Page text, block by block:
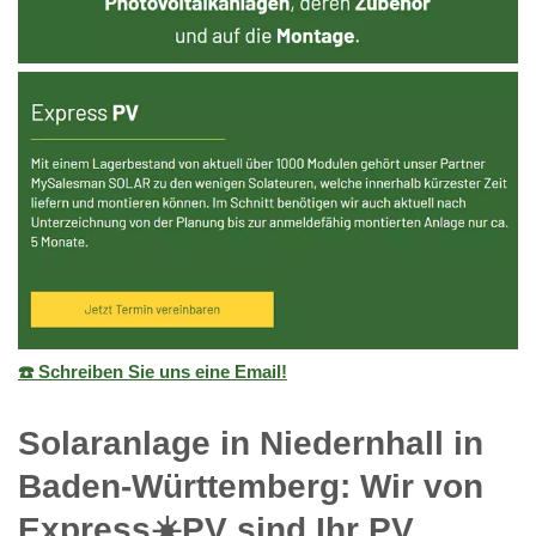
☎️ Schreiben Sie uns eine Email!
Solaranlage in Niedernhall in
Baden-Württemberg: Wir von